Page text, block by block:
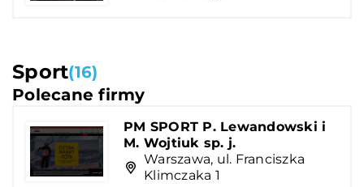
Sport(16)
Polecane firmy
PM SPORT P. Lewandowski i
M. Wojtiuk sp. j.
Warszawa, ul. Franciszka
Klimczaka 1